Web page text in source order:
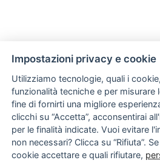
Impostazioni privacy e cookie
Utilizziamo tecnologie, quali i
funzionalità tecniche e per misurare
fine di fornirti una migliore
clicchi su “Accetta”, acconsentirai
per le finalità indicate. Vuoi evitare
non necessari? Clicca su “Rifiuta”.
cookie accettare e quali rifiutare,